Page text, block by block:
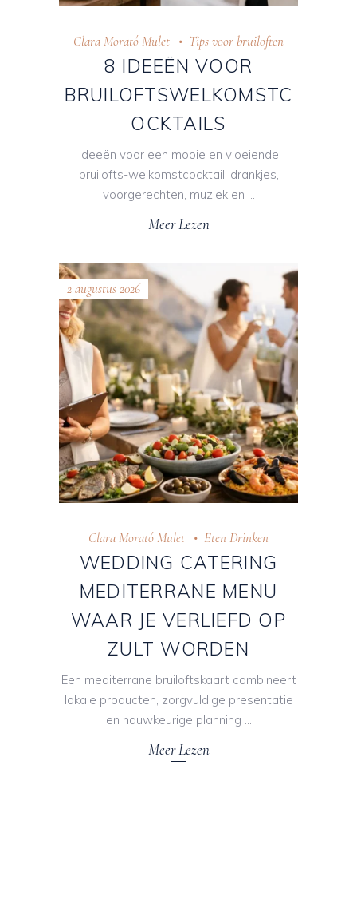
Clara Morató Mulet Tips voor bruiloften
8 IDEEËN VOOR
BRUILOFTSWELKOMSTC
OCKTAILS
Ideeën voor een mooie en vloeiende
bruilofts-welkomstcocktail: drankjes,
voorgerechten, muziek en
Meer Lezen
2 augustus 2026
Clara Morató Mulet Eten Drinken
WEDDING CATERING
MEDITERRANE MENU
WAAR JE VERLIEFD OP
ZULT WORDEN
Een mediterrane bruiloftskaart combineert
lokale producten, zorgvuldige presentatie
en nauwkeurige planning
Meer Lezen